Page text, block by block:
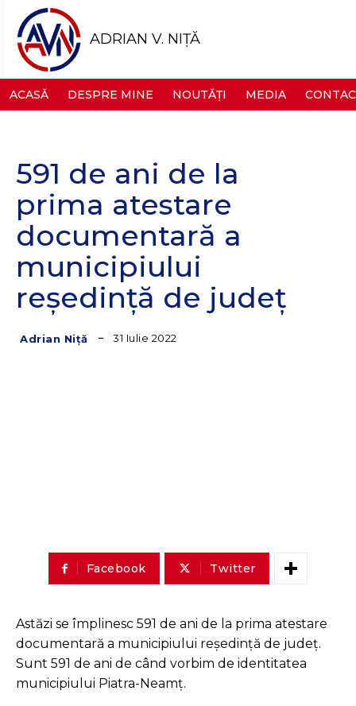
ADRIAN V. NIȚĂ
ACASĂ DESPRE MINE NOUTĂȚI MEDIA
591 de ani de la
prima atestare
documentară a
municipiului
reședință de județ
Adrian Niță 31 Iulie 2022
Facebook Twitter
Astăzi se împlinesc 591 de ani de la prima atestare
documentară a municipiului reședință de județ.
Sunt 591 de ani de când vorbim de identitatea
municipiului Piatra-Neamț.